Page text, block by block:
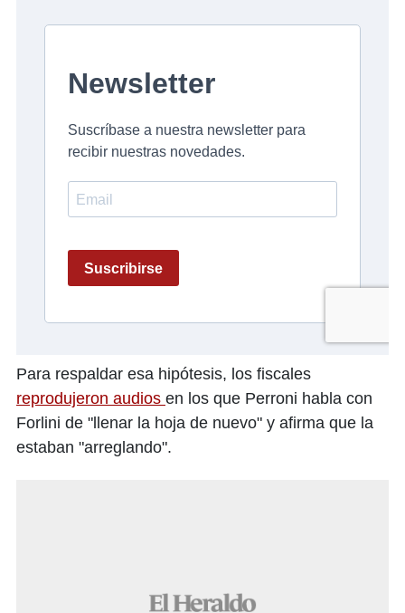
Para respaldar esa hipótesis, los fiscales
reprodujeron audios en los que Perroni habla con
Forlini de "llenar la hoja de nuevo" y afirma que la
estaban "arreglando".